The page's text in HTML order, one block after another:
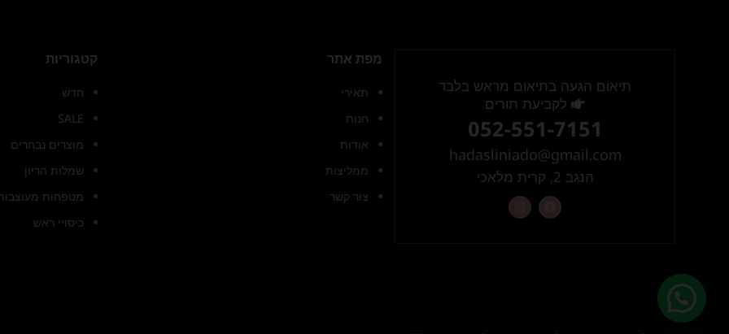
תיאום הגעה בתיאום מראש בלבד
לקביעת תורים
052-551-7151
hadasliniado@gmail.com
הנגב 2, קרית מלאכי
מפת אתר
תאירי
חנות
אודות
ממליצות
צור קשר
קטגוריות
חדש
SALE
מוצרים נבחרים
שמלות הריון
מטפחות
כיסויי ראש